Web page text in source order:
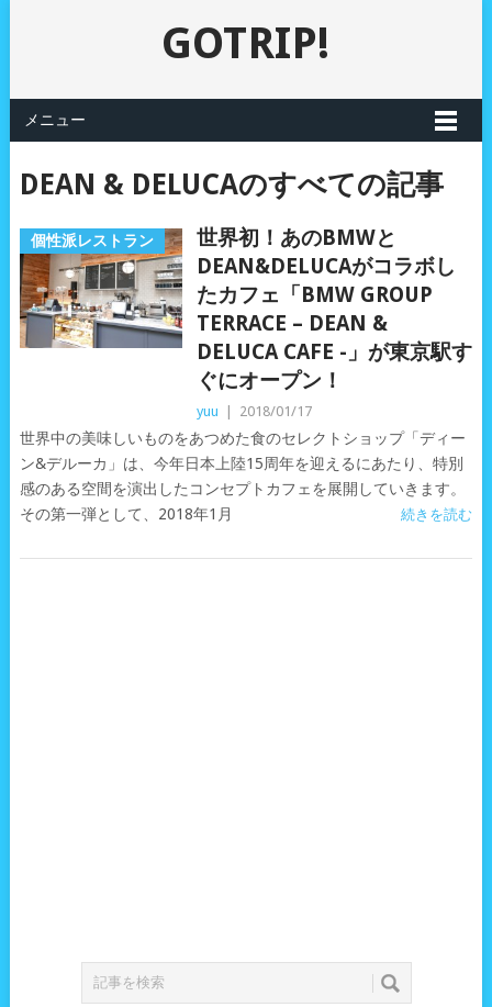
GOTRIP!
メニュー
DEAN & DELUCAのすべての記事
個性派レストラン
世界初！あのBMWと
DEAN&DELUCAがコラボし
たカフェ「BMW GROUP
TERRACE – DEAN &
DELUCA CAFE -」が東京駅す
ぐにオープン！
yuu 2018/01/17
世界中の美味しいものをあつめた食のセレクトショップ「ディー
ン&デルーカ」は、今年日本上陸15周年を迎えるにあたり、特別
感のある空間を演出したコンセプトカフェを展開していきます。
その第一弾として、2018年1月
続きを読む